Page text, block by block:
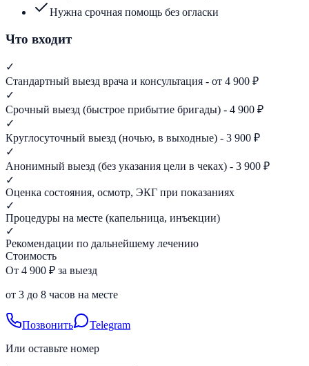
Нужна срочная помощь без огласки
Что входит
✓
Стандартный выезд врача и консультация - от 4 900 ₽
✓
Срочный выезд (быстрое прибытие бригады) - 4 900 ₽
✓
Круглосуточный выезд (ночью, в выходные) - 3 900 ₽
✓
Анонимный выезд (без указания цели в чеках) - 3 900 ₽
✓
Оценка состояния, осмотр, ЭКГ при показаниях
✓
Процедуры на месте (капельница, инъекции)
✓
Рекомендации по дальнейшему лечению
Стоимость
От 4 900 ₽ за выезд
от 3 до 8 часов на месте
Позвонить
Telegram
Или оставьте номер